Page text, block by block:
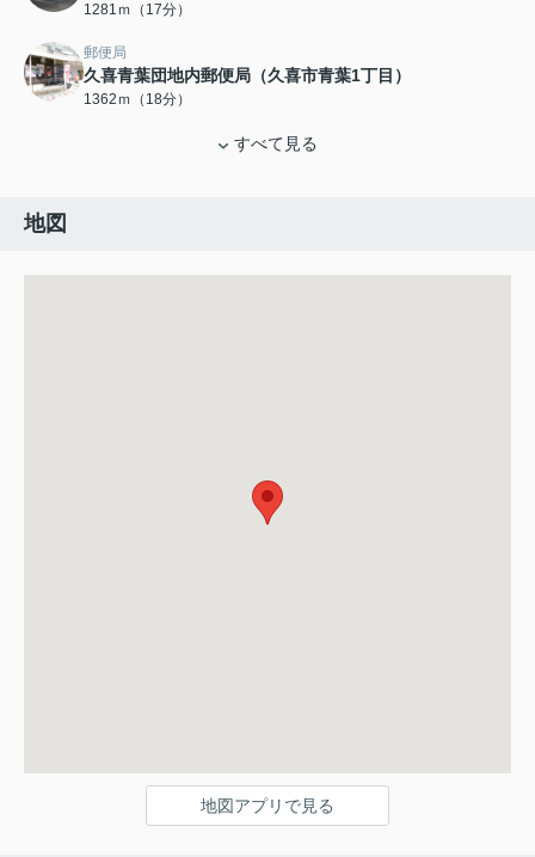
1281ｍ（17分）
郵便局
久喜青葉団地内郵便局（久喜市青葉1丁目）
1362ｍ（18分）
すべて見る
地図
地図アプリで見る